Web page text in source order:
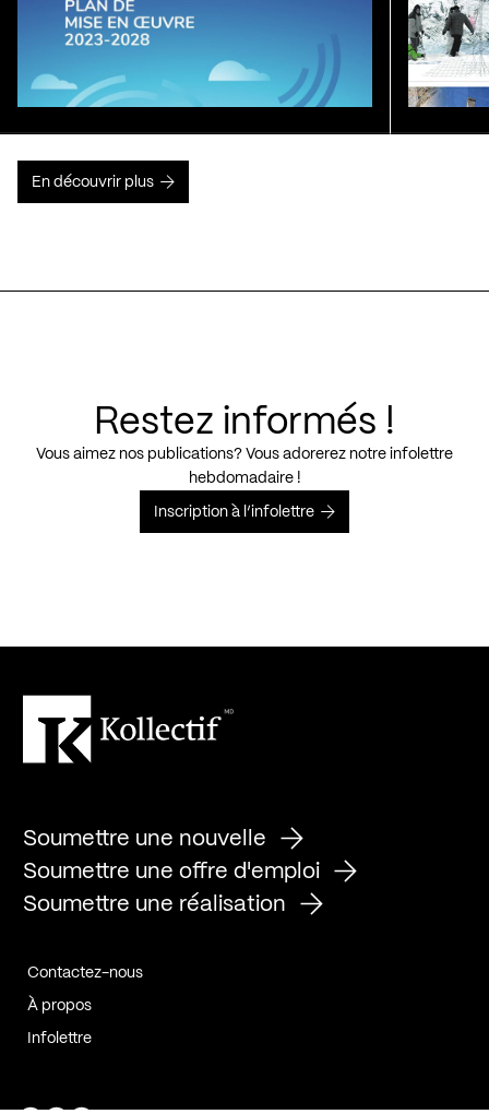
En découvrir plus
Restez informés !
Vous aimez nos publications? Vous adorerez notre infolettre
hebdomadaire !
Inscription à l’infolettre
Soumettre une nouvelle
Soumettre une offre d'emploi
Soumettre une réalisation
Contactez-nous
À propos
Infolettre